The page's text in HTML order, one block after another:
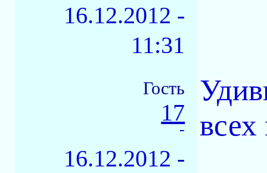
16.12.2012 -
11:31
Гость
17
-
16.12.2012 -